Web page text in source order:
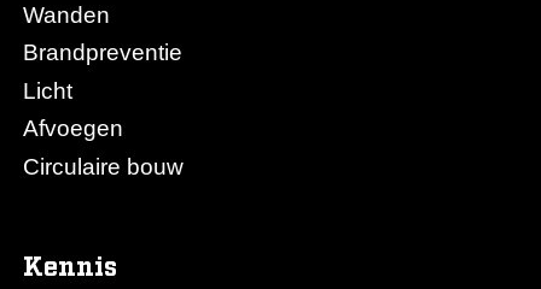
Wanden
Brandpreventie
Licht
Afvoegen
Circulaire bouw
Kennis